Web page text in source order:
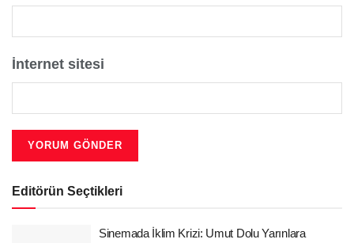
İnternet sitesi
Editörün Seçtikleri
Sinemada İklim Krizi: Umut Dolu Yarınlara